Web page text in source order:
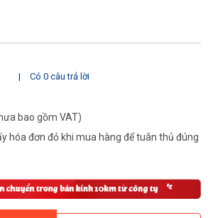
|
Có 0 câu trả lời
bao gồm VAT)
hóa đơn đỏ khi mua hàng để tuân thủ đúng